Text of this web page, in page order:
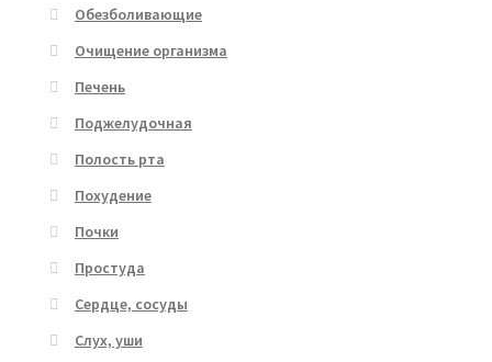
Обезболивающие
Очищение организма
Печень
Поджелудочная
Полость рта
Похудение
Почки
Простуда
Сердце, сосуды
Слух, уши